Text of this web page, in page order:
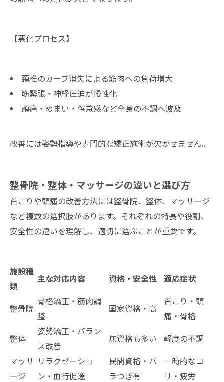
【悪化プロセス】
頚椎のカーブ消失による筋肉への負荷増大
筋緊張・神経圧迫が慢性化
頭痛・めまい・倦怠感など全身の不調へ波及
改善には姿勢指導や専門的な矯正施術が欠かせません。
整骨院・整体・マッサージの違いと選び方
首こりや頭痛の改善方法には整骨院、整体、マッサージ
など複数の選択肢があります。それぞれの特長や役割、
安全性の違いを理解し、適切に選ぶことが重要です。
施設種
類
主な対応内容 資格・安全性 適応症状
整骨院
骨格矯正・筋肉調
整
国家資格・高
首こり・頭
痛・骨格
整体
姿勢矯正・バラン
ス改善
無資格も多い
軽度の不調
マッサ
ージ
リラクゼーショ
ン・血行促進
民間資格・バ
ラつき有
一時的なコ
リ・疲労